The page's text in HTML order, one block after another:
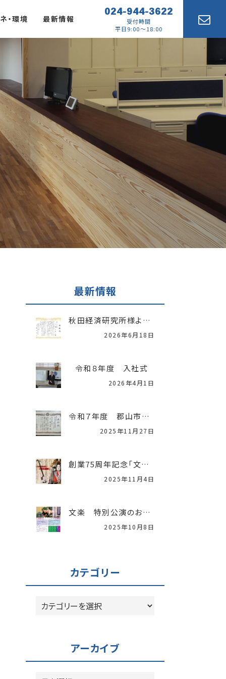
024-944-3622
受付時間
平日9:00～18:00
・環境 最新情報
最新情報
秋田経済研究所様より「中小企業振興表彰」を受賞いたしました
2026年6月18日
令和８年度 入社式
2026年4月1日
令和７年度 郡山市優良建設工事表彰
2025年11月27日
創業75周年記念「文楽特別公演」開催レポート
2025年11月4日
文楽 特別公演のお知らせ
2025年10月8日
カテゴリー
カ
アーカイブ